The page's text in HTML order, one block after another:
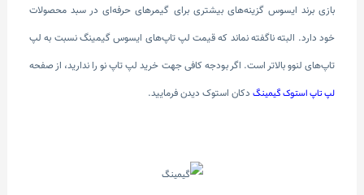
بازی برند ایسوس گزینه‌های بیشتری برای گیمرهای حرفه‌ای در سبد محصولات
خود دارد. البته ناگفته نماند که قیمت لپ تاپ‌های ایسوس گیمینگ نسبت به لپ
تاپ‌های لنوو بالاتر است. اگر بودجه کافی جهت خرید لپ تاپ نو را ندارید، از صفحه
لپ تاپ استوک گیمینگدکان استوک دیدن فرمایید.